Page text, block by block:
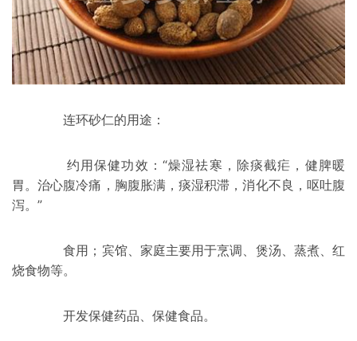
连环砂仁的用途：
约用保健功效：“燥湿祛寒，除痰截疟，健脾暖
胃。治心腹冷痛，胸腹胀满，痰湿积滞，消化不良，呕吐腹
泻。”
食用；宾馆、家庭主要用于烹调、煲汤、蒸煮、红
烧食物等。
开发保健药品、保健食品。